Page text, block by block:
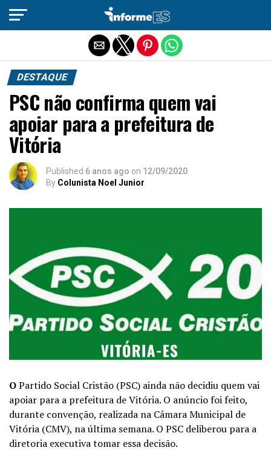
DESTAQUE
PSC não confirma quem vai
apoiar para a prefeitura de
Vitória
Published 6 anos ago on 12/09/2020
By Colunista Noel Junior
OPartido Social Cristão (PSC) ainda não decidiu quem vai
apoiar para a prefeitura de Vitória. O anúncio foi feito,
durante convenção, realizada na Câmara Municipal de
Vitória (CMV), na última semana. O PSC deliberou para a
diretoria executiva tomar essa decisão.
Sair da versão mobile